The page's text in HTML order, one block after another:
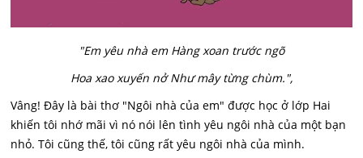
"Em yêu nhà em Hàng xoan trước ngõ
Hoa xao xuyến nở Như mây từng chùm.",
Vâng! Đây là bài thơ "Ngôi nhà của em" được học ở lớp Hai
khiến tôi nhớ mãi vì nó nói lên tình yêu ngôi nhà của một bạn
nhỏ. Tôi cũng thế, tôi cũng rất yêu ngôi nhà của mình.